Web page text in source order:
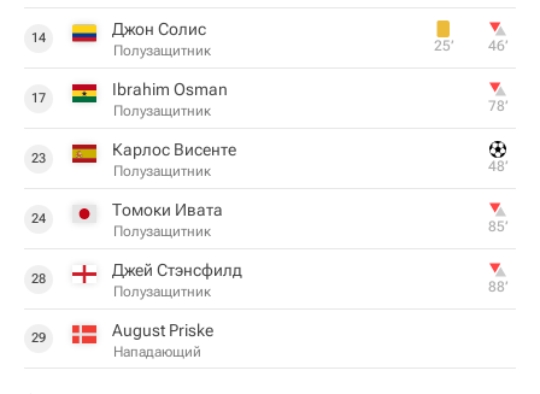
14 Джон Солис
Полузащитник 25‎’‎ 46‎’‎
17 Ibrahim Osman
Полузащитник 78‎’‎
23 Карлос Висенте
Полузащитник 48‎’‎
24 Томоки Ивата
Полузащитник 85‎’‎
28 Джей Стэнсфилд
Полузащитник 88‎’‎
29 August Priske
Нападающий